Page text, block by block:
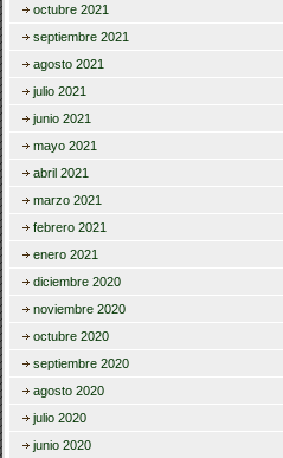
octubre 2021
septiembre 2021
agosto 2021
julio 2021
junio 2021
mayo 2021
abril 2021
marzo 2021
febrero 2021
enero 2021
diciembre 2020
noviembre 2020
octubre 2020
septiembre 2020
agosto 2020
julio 2020
junio 2020